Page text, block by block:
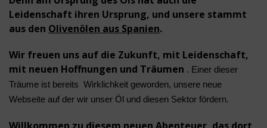
Leidenschaft ihren Ursprung, und unsere stammt
aus den Olivenölen aus Spanien.
Wir freuen uns auf die Zukunft, mit Leidenschaft,
mit neuen Hoffnungen und Träumen . Einer dieser
Träume ist bereits Wirklichkeit geworden, unsere neue
Webseite auf der wir unser Öl und diesen Sektor fördern.